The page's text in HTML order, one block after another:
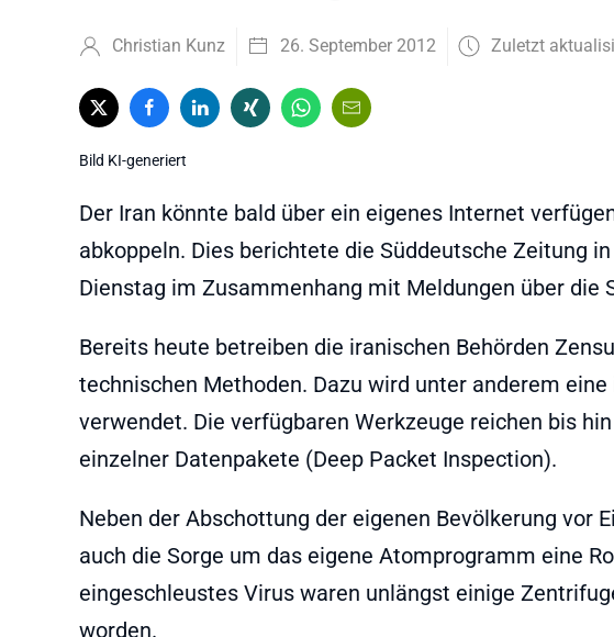
Christian Kunz 26. September 2012 Zuletzt
Bild KI-generiert
Der Iran könnte bald über ein eigenes Internet
abkoppeln. Dies berichtete die Süddeutsche Zeitung
Dienstag im Zusammenhang mit Meldungen über die
Bereits heute betreiben die iranischen Behörden
technischen Methoden. Dazu wird unter anderem
verwendet. Die verfügbaren Werkzeuge reichen bis
einzelner Datenpakete (Deep Packet Inspection).
Neben der Abschottung der eigenen Bevölkerung vor
auch die Sorge um das eigene Atomprogramm eine
eingeschleustes Virus waren unlängst einige
worden.